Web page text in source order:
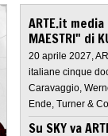
ARTE.it
MAESTRI" di
20 aprile 2027,
italiane cinque
Caravaggio,
Ende, Turner &
Su SKY va